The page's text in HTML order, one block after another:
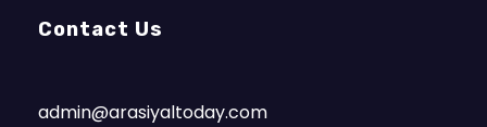
Contact Us
admin@arasiyaltoday.com